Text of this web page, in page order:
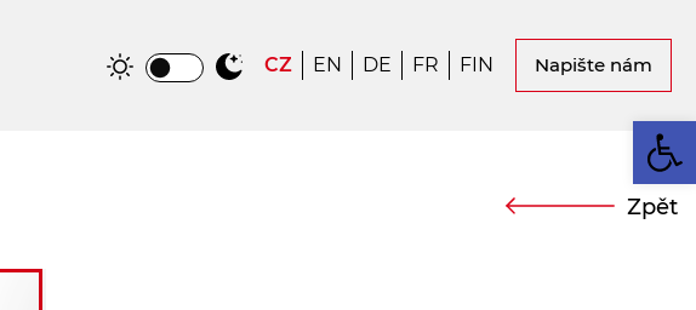
CZ EN DE FR FIN Napište nám
Zpět